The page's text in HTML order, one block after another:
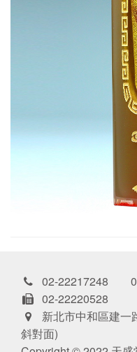
02-22217248
02-22220528
新北市中和區建一
斜對面)